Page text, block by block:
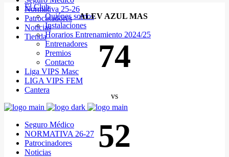
El Club
Quiénes somos
Instalaciones
Horarios Entrenamiento 2024/25
Entrenadores
Premios
Contacto
Liga VIPS Masc
LIGA VIPS FEM
Cantera
Seguro Médico
NORMATIVA 26-27
Patrocinadores
Noticias
Normativa 25-26
Patrocinadores
Noticias
Tienda
ALEV AZUL MAS
74
vs
52